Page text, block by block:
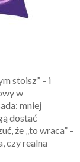
stoisz” – i
w
mniej
dostać
że „to wraca” –
czy realna